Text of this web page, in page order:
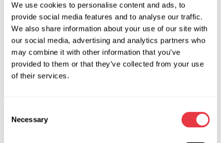
We use cookies to personalise content and ads, to
provide social media features and to analyse our traffic.
We also share information about your use of our site with
our social media, advertising and analytics partners who
may combine it with other information that you’ve
provided to them or that they’ve collected from your use
of their services.
Selection
Necessary
Виробник:MSG Equipment
Запит ціни
452500H040, 452500H041, 4525012B92, 716520003,